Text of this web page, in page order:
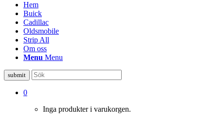
Hem
Buick
Cadillac
Oldsmobile
Strip All
Om oss
Menu Menu
0
Inga produkter i varukorgen.